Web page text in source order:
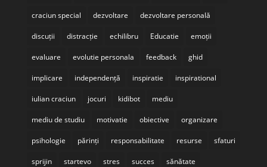
craciun special dezvoltare dezvoltare personală
discuții distracție echilibru Educatie emoții
evaluare evolutie personala feedback ghid
implicare independență inspiratie inspirational
iulian craciun jocuri kidibot mediu
mediu de studiu motivatie obiective organizare
psihologie părinți responsabilitate resurse sfaturi
sprijin startevo stres succes sănătate